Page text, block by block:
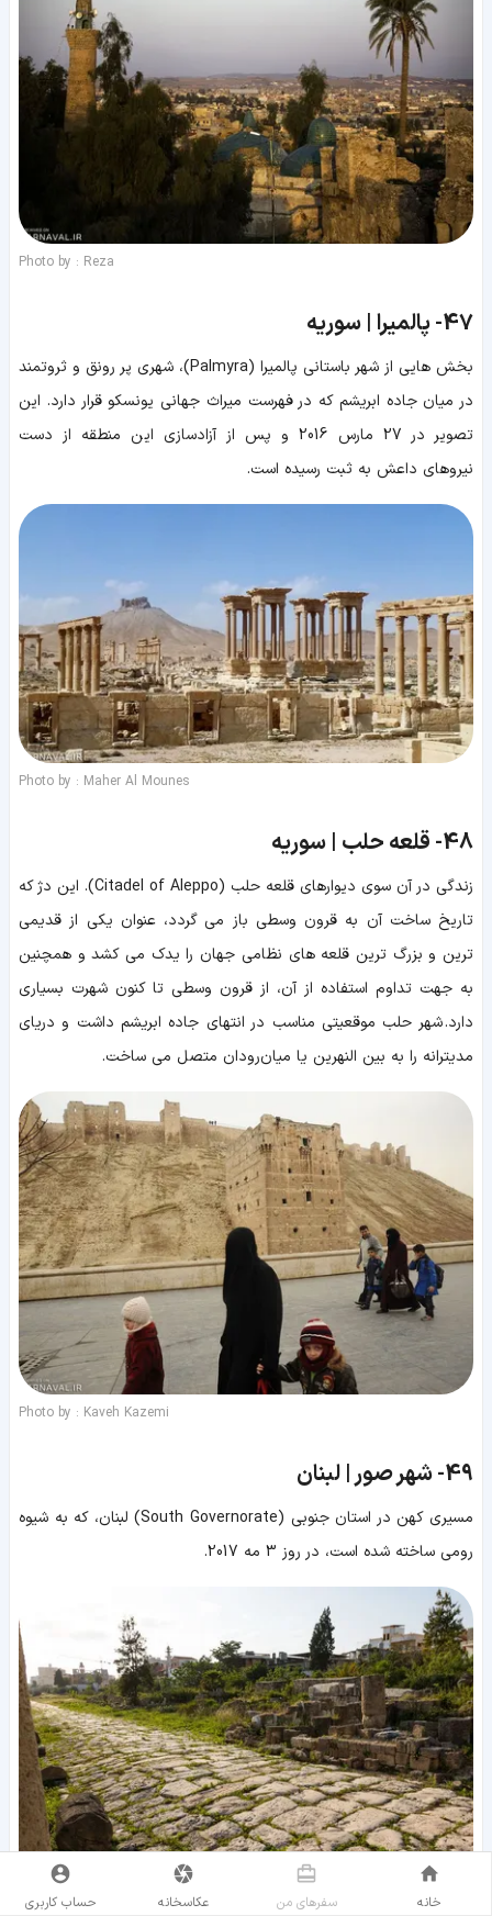
Photo by : Reza
47- پالمیرا | سوریه
بخش هایی از شهر باستانی پالمیرا (Palmyra)، شهری پر رونق و ثروتمند
در میان جاده ابریشم که در فهرست میراث جهانی یونسکو قرار دارد. این
تصویر در 27 مارس 2016 و پس از آزادسازی این منطقه از دست
نیروهای داعش به ثبت رسیده است.
Photo by : Maher Al Mounes
48- قلعه حلب | سوریه
زندگی در آن سوی دیوارهای قلعه حلب (Citadel of Aleppo). این دژ که
تاریخ ساخت آن به قرون وسطی باز می گردد، عنوان یکی از قدیمی
ترین و بزرگ ترین قلعه های نظامی جهان را یدک می کشد و همچنین
به جهت تداوم استفاده از آن، از قرون وسطی تا کنون شهرت بسیاری
دارد. شهر حلب موقعیتی مناسب در انتهای جاده ابریشم داشت و دریای
مدیترانه را به بین النهرین یا میان‌رودان متصل می ساخت.
Photo by : Kaveh Kazemi
49- شهر صور | لبنان
مسیری کهن در استان جنوبی (South Governorate) لبنان، که به شیوه
رومی ساخته شده است، در روز 3 مه 2017.
خانه سفر‌های من عکاسخانه حساب کاربری